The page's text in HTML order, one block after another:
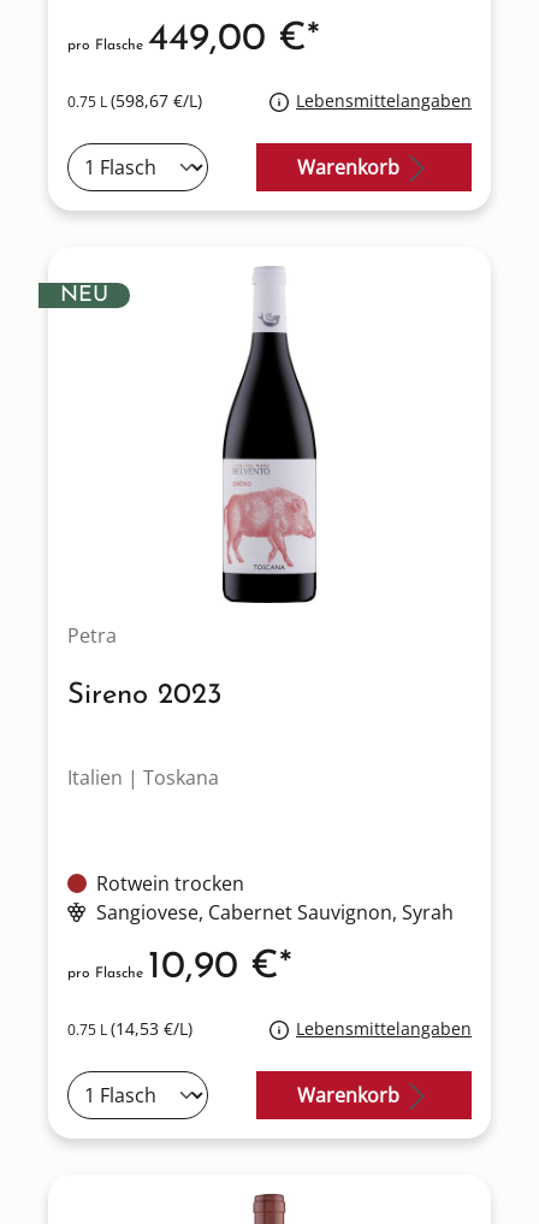
0.75 L(598,67 €/L) Lebensmittelangaben
pro Flasche 449,00 €*
Warenkorb
NEU
Petra
Sireno 2023
Italien | Toskana
Rotwein trocken
Sangiovese, Cabernet Sauvignon, Syrah
0.75 L(14,53 €/L) Lebensmittelangaben
pro Flasche 10,90 €*
Warenkorb